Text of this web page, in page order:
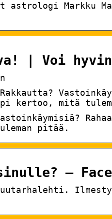
Markku
| Voi
kertoo, mitä
pitää.
–